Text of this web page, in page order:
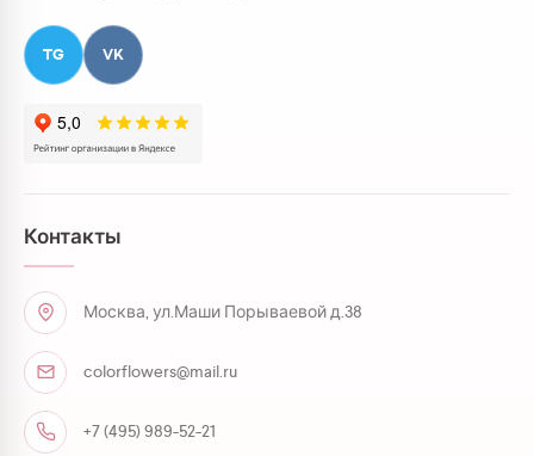
TG VK
Контакты
Москва, ул.Маши Порываевой д.38
colorflowers@mail.ru
+7 (495) 989-52-21